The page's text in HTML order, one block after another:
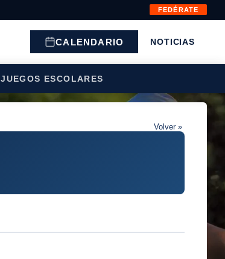
FEDÉRATE
CALENDARIO NOTICIAS
JUEGOS ESCOLARES
Volver »